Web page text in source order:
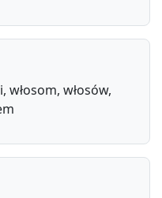
włosom, włosów,